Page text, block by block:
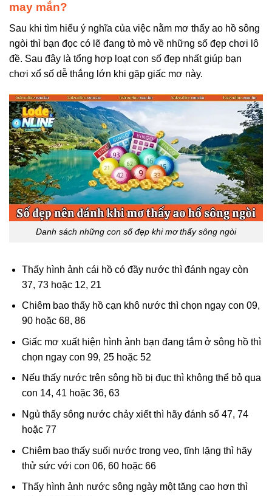
may mắn?
Sau khi tìm hiểu ý nghĩa của việc nằm mơ thấy ao hồ sông
ngòi thì bạn đọc có lẽ đang tò mò về những số đẹp chơi lô
đề. Sau đây là tổng hợp loạt con số đẹp nhất giúp bạn
chơi xổ số dễ thắng lớn khi gặp giấc mơ này.
Danh sách những con số đẹp khi mơ thấy sông ngòi
Thấy hình ảnh cái hồ có đầy nước thì đánh ngay còn
37, 73 hoặc 12, 21
Chiêm bao thấy hồ cạn khô nước thì chọn ngay con 09,
90 hoặc 68, 86
Giấc mơ xuất hiện hình ảnh bạn đang tắm ở sông hồ thì
chọn ngay con 99, 25 hoặc 52
Nếu thấy nước trên sông hồ bị đục thì không thể bỏ qua
con 14, 41 hoặc 36, 63
Ngủ thấy sông nước chảy xiết thì hãy đánh số 47, 74
hoặc 77
Chiêm bao thấy suối nước trong veo, tĩnh lặng thì hãy
thử sức với con 06, 60 hoặc 66
Thấy hình ảnh nước sông ngày một tăng cao hơn thì